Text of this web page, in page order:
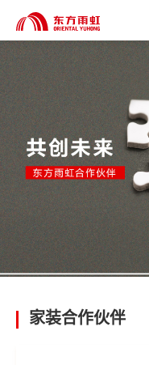
家装合作伙伴